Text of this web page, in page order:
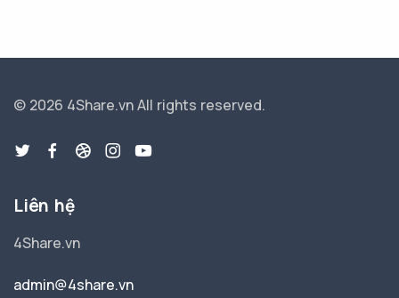
© 2026 4Share.vnAll rights reserved.
Liên hệ
4Share.vn
admin@4share.vn